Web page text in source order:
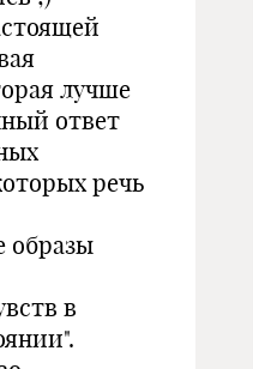
лучше
ответ
речь
образы
в